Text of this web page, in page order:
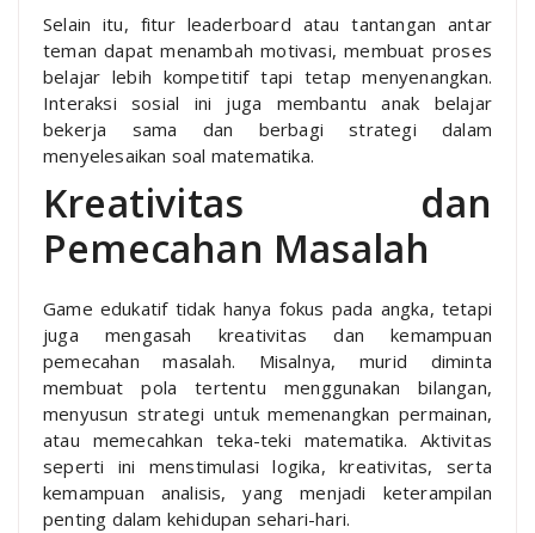
Selain itu, fitur leaderboard atau tantangan antar
teman dapat menambah motivasi, membuat proses
belajar lebih kompetitif tapi tetap menyenangkan.
Interaksi sosial ini juga membantu anak belajar
bekerja sama dan berbagi strategi dalam
menyelesaikan soal matematika.
Kreativitas dan
Pemecahan Masalah
Game edukatif tidak hanya fokus pada angka, tetapi
juga mengasah kreativitas dan kemampuan
pemecahan masalah. Misalnya, murid diminta
membuat pola tertentu menggunakan bilangan,
menyusun strategi untuk memenangkan permainan,
atau memecahkan teka-teki matematika. Aktivitas
seperti ini menstimulasi logika, kreativitas, serta
kemampuan analisis, yang menjadi keterampilan
penting dalam kehidupan sehari-hari.